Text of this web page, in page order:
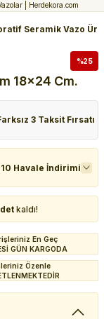
Seramik Vazo
%25
18x24 Cm.
3 Taksit Fırsatı
Havale İndirimi
kaldı!
En Geç
GÜN KARGODA
Özenle